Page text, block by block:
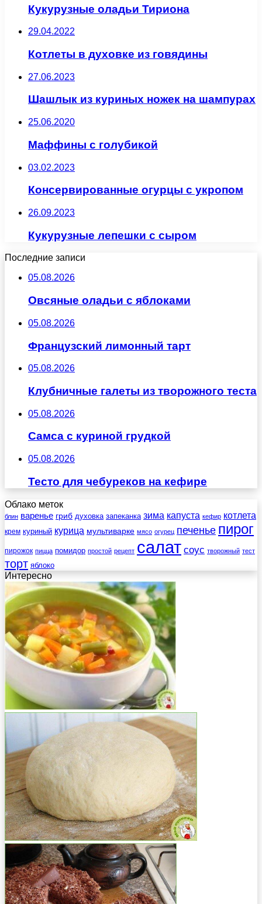
Кукурузные оладьи Тириона
29.04.2022
Котлеты в духовке из говядины
27.06.2023
Шашлык из куриных ножек на шампурах
25.06.2020
Маффины с голубикой
03.02.2023
Консервированные огурцы с укропом
26.09.2023
Кукурузные лепешки с сыром
Последние записи
05.08.2026
Овсяные оладьи с яблоками
05.08.2026
Французский лимонный тарт
05.08.2026
Клубничные галеты из творожного теста
05.08.2026
Самса с куриной грудкой
05.08.2026
Тесто для чебуреков на кефире
Облако меток
блин варенье гриб духовка запеканка зима капуста кефир котлета
крем куриный курица мультиварке мясо огурец печенье пирог
пирожок пицца помидор простой рецепт салат соус творожный тест
торт яблоко
Интересно